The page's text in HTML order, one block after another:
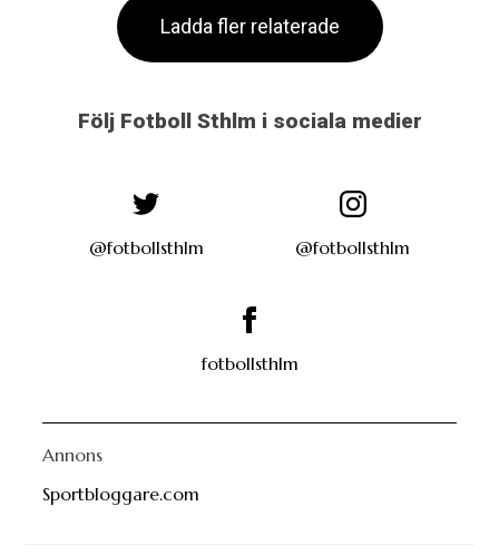
Ladda fler relaterade
Följ Fotboll Sthlm i sociala medier
@fotbollsthlm @fotbollsthlm
fotbollsthlm
Annons
Sportbloggare.com